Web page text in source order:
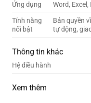
Ứng dụng
Word,
Tính năng
nổi bật
Bản quyền
tự động,
Thông tin khác
Hệ điều hành
Xem thêm